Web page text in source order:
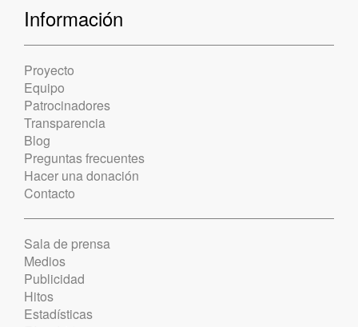
Información
Proyecto
Equipo
Patrocinadores
Transparencia
Blog
Preguntas frecuentes
Hacer una donación
Contacto
Sala de prensa
Medios
Publicidad
Hitos
Estadísticas